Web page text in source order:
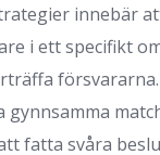
innebär
i ett specifikt
gynnsamma
fatta svåra